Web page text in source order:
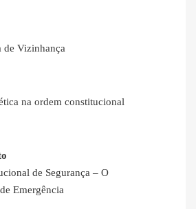
de Vizinhança
na ordem constitucional
de Segurança – O
Emergência